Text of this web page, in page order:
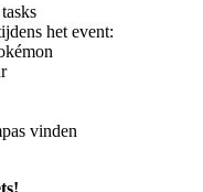
het event:
vinden